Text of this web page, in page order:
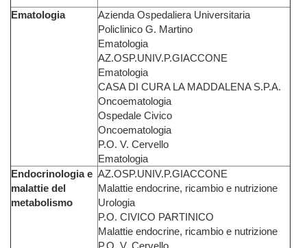
Ematologia
Azienda Ospedaliera Universitaria
Policlinico G. Martino
Ematologia
AZ.OSP.UNIV.P.GIACCONE
Ematologia
CASA DI CURA LA MADDALENA S.P.A.
Oncoematologia
Ospedale Civico
Oncoematologia
P.O. V. Cervello
Ematologia
Endocrinologia e
malattie del
metabolismo
AZ.OSP.UNIV.P.GIACCONE
Malattie endocrine, ricambio e nutrizione
Urologia
P.O. CIVICO PARTINICO
Malattie endocrine, ricambio e nutrizione